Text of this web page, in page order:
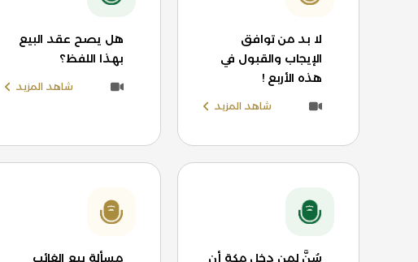
لا بد من توافق
الإيجاب والقبول في
هذه الأربع !
شاهد المزيد
هل يصح عقد البيع
بهذا اللفظ؟
شاهد المزيد
سُنَّ لمن دخل مكة أن مسألة بيع الغائب